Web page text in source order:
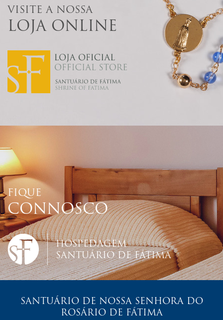
VISITE A NOSSA
LOJA ONLINE
FIQUE
CONNOSCO
HOSPEDAGEM
SANTUÁRIO DE FÁTIMA
SANTUÁRIO DE NOSSA SENHORA DO
ROSÁRIO DE FÁTIMA